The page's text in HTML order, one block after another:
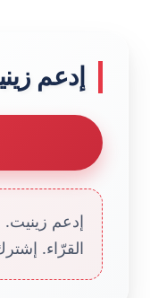
إدعم
إدعم
القرّاء.